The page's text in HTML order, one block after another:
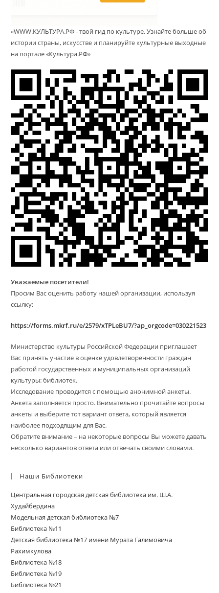
«WWW.КУЛЬТУРА.РФ - твой гид по культуре. Узнайте больше об
истории страны, искусстве и планируйте культурные выходные
на портале «Культура.РФ»
Уважаемые посетители!
Просим Вас оценить работу нашей организации, используя
ссылку:
https://forms.mkrf.ru/e/2579/xTPLeBU7/?ap_orgcode=030221523
Министерство культуры Российской Федерации приглашает
Вас принять участие в оценке удовлетворенности граждан
работой государственных и муниципальных организаций
культуры: библиотек.
Исследование проводится с помощью анонимной анкеты.
Анкета заполняется просто. Внимательно прочитайте вопросы
анкеты и выберите тот вариант ответа, который является
наиболее подходящим для Вас.
Обратите внимание – на некоторые вопросы Вы можете давать
несколько вариантов ответа или отвечать своими словами.
Наши Библиотеки
Центральная городская детская библиотека им. Ш.А.
Худайбердина
Модельная детская библиотека №7
Библиотека №11
Детская библиотека №17 имени Мурата Галимовича
Рахимкулова
Библиотека №18
Библиотека №19
Библиотека №21